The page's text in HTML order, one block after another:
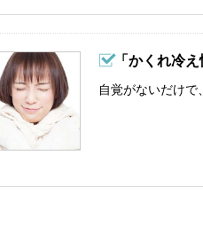
「かくれ冷え
自覚がないだけで